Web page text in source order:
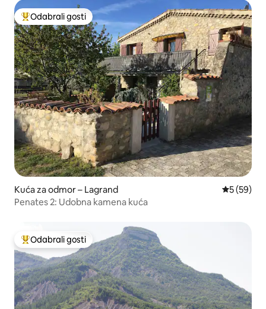
Među najviše rangiranima s oznakom „Odabrali gosti”
Odabrali gosti
Kuća za odmor – Lagrand Prosječna
5 (59)
Penates 2: Udobna kamena kuća
Među najviše rangiranima s oznakom „Odabrali gosti”
Odabrali gosti